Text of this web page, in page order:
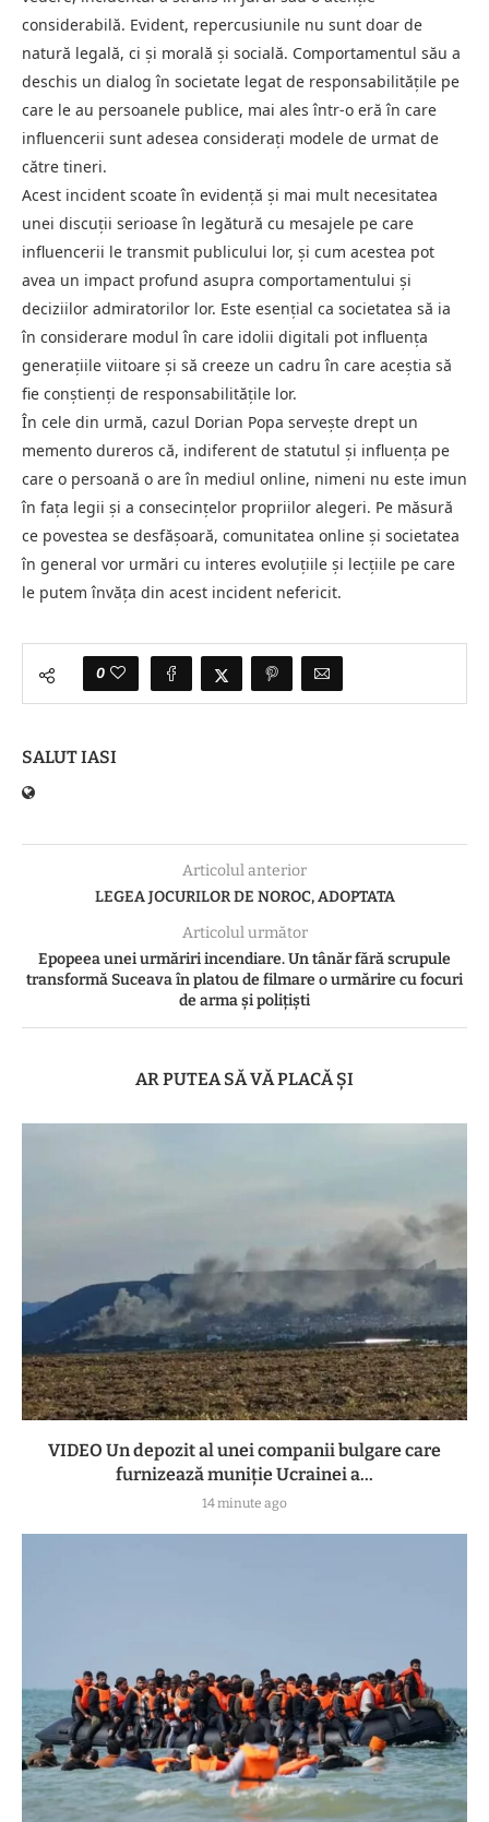
considerabilă. Evident, repercusiunile nu sunt doar de
natură legală, ci și morală și socială. Comportamentul său a
deschis un dialog în societate legat de responsabilitățile pe
care le au persoanele publice, mai ales într-o eră în care
influencerii sunt adesea considerați modele de urmat de
către tineri.
Acest incident scoate în evidență și mai mult necesitatea
unei discuții serioase în legătură cu mesajele pe care
influencerii le transmit publicului lor, și cum acestea pot
avea un impact profund asupra comportamentului și
deciziilor admiratorilor lor. Este esențial ca societatea să ia
în considerare modul în care idolii digitali pot influența
generațiile viitoare și să creeze un cadru în care aceștia să
fie conștienți de responsabilitățile lor.
În cele din urmă, cazul Dorian Popa servește drept un
memento dureros că, indiferent de statutul și influența pe
care o persoană o are în mediul online, nimeni nu este imun
în fața legii și a consecințelor propriilor alegeri. Pe măsură
ce povestea se desfășoară, comunitatea online și societatea
în general vor urmări cu interes evoluțiile și lecțiile pe care
le putem învăța din acest incident nefericit.
0
SALUT IASI
Articolul anterior
LEGEA JOCURILOR DE NOROC, ADOPTATA
Articolul următor
Epopeea unei urmăriri incendiare. Un tânăr fără scrupule
transformă Suceava în platou de filmare o urmărire cu focuri
de arma și polițiști
AR PUTEA SĂ VĂ PLACĂ ȘI
VIDEO Un depozit al unei companii bulgare care
furnizează muniție Ucrainei a...
14 minute ago